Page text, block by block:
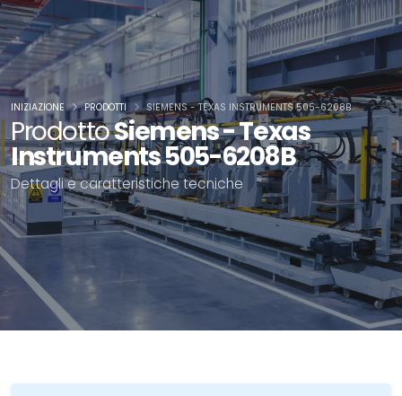
ProdottoSiemens - Texas
Instruments 505-6208B
Dettagli e caratteristiche tecniche
INIZIAZIONE PRODOTTI SIEMENS - TEXAS INSTRUMENTS 505-6208B